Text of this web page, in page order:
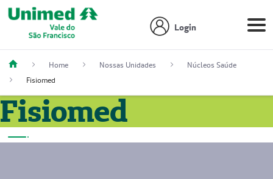
Login
Home Nossas Unidades
Núcleos Saúde
Fisiomed
Fisiomed